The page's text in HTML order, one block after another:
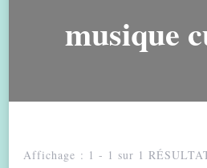
musique
Affichage : 1 - 1 sur 1